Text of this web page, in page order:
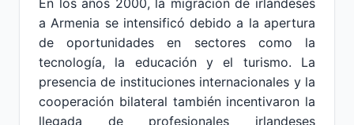
En los años 2000, la migración de irlandeses
a Armenia se intensificó debido a la apertura
de oportunidades en sectores como la
tecnología, la educación y el turismo. La
presencia de instituciones internacionales y la
cooperación bilateral también incentivaron la
llegada de profesionales irlandeses